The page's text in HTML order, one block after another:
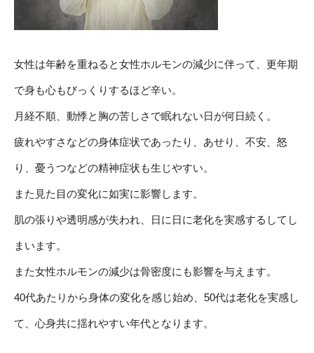
女性は年齢を重ねると女性ホルモンの減少に伴って、更年期
で身も心もびっくりするほど辛い。
月経不順、動悸と胸の苦しさで眠れない日が何日続く。
疲れやすさなどの身体症状であったり、あせり、不安、怒
り、憂うつなどの精神症状も生じやすい。
また見た目の変化に如実に影響します。
肌の張りや透明感が失われ、日に日に老化を実感するしてし
まいます。
また女性ホルモンの減少は骨密度にも影響を与えます。
40代あたりから身体の変化を感じ始め、50代は老化を実感し
て、心身共に揺れやすい年代となります。